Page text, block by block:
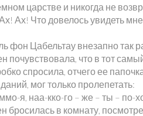
царстве и никогда не
Ах! Что довелось увидеть
фон Цабельтау внезапно так
почувствовала, что в тот
спросила, отчего ее
мог только пролепетать:
я, наа-кко-го – же – ты – по-
бросилась в комнату,